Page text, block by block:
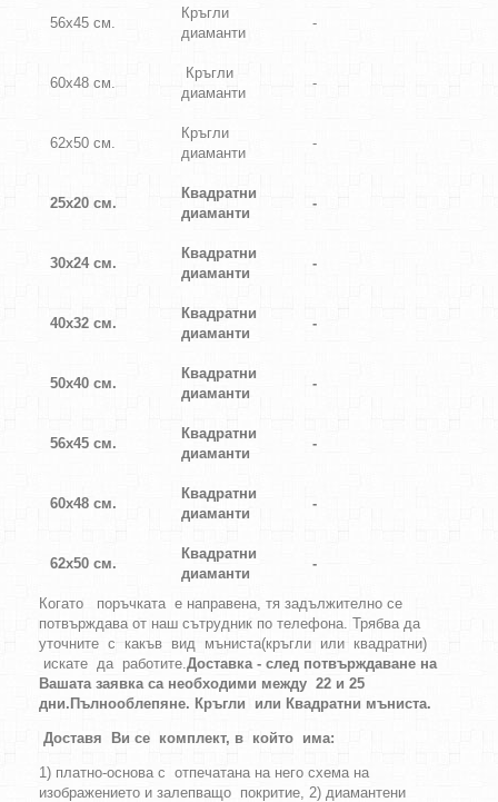
56х45 см.
Кръгли
диаманти
-
60х48 см.
Кръгли
диаманти
-
62х50 см.
Кръгли
диаманти
-
25х20 см.
Квадратни
диаманти
-
30х24 см.
Квадратни
диаманти
-
40х32 см.
Квадратни
диаманти
-
50х40 см.
Квадратни
диаманти
-
56х45 см.
Квадратни
диаманти
-
60х48 см.
Квадратни
диаманти
-
62х50 см.
Квадратни
диаманти
-
Когато поръчката е направена, тя задължително се
потвърждава от наш сътрудник по телефона. Трябва да
уточните с какъв вид мъниста(кръгли или квадратни)
искате да работите.Доставка - след потвърждаване на
Вашата заявка са необходими между 22 и 25
дни. Пълнооблепяне. Кръгли или Квадратни мъниста.
Доставя Ви се комплект, в който има:
1) платно-основа с отпечатана на него схема на
изображението и залепващо покритие, 2) диамантени